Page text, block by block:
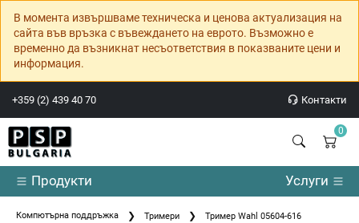
В момента извършваме техническа и ценова актуализация на
сайта във връзка с въвеждането на еврото. Възможно е
временно да възникнат несъответствия в показваните цени и
информация.
+359 (2) 439 40 70 Контакти
0
Продукти Услуги
Компютърна поддръжка Тримери Тример Wahl 05604-616